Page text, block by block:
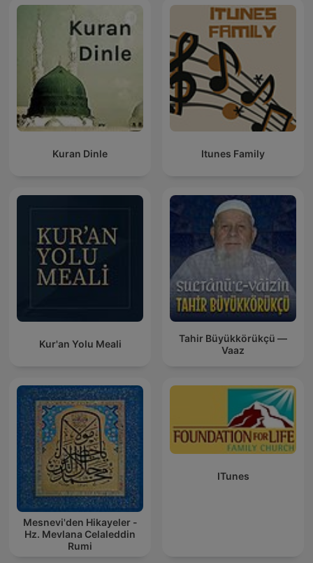
Kuran Dinle Itunes Family
Kur'an Yolu Meali
Tahir Büyükkörükçü —
Vaaz
Mesnevi'den Hikayeler -
Hz. Mevlana Celaleddin
Rumi
ITunes